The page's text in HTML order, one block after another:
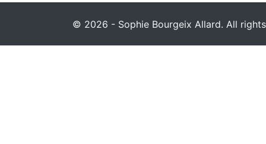
© 2026 - Sophie Bourgeix Allard. All